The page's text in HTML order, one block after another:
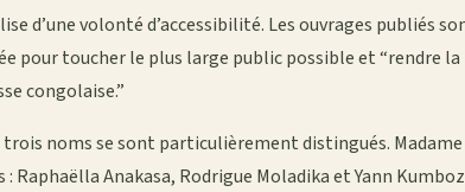
d’une volonté d’accessibilité. Les ouvrages publiés
pour toucher le plus large public possible et “rendre
congolaise.”
noms se sont particulièrement distingués.
Raphaëlla Anakasa, Rodrigue Moladika et Yann